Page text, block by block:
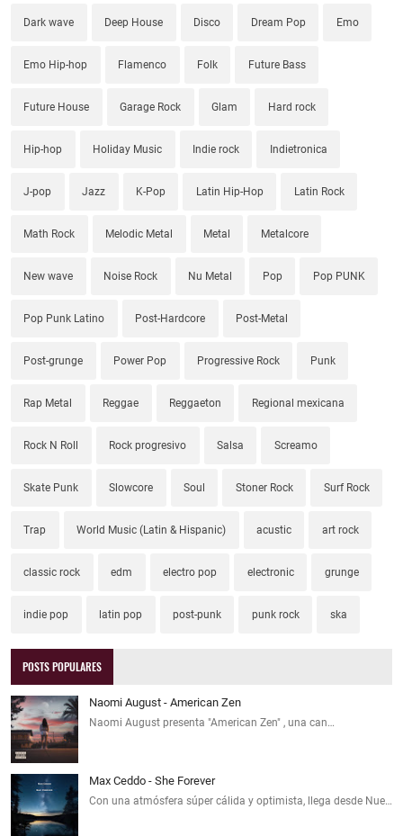
Dark wave Deep House Disco Dream Pop Emo
Emo Hip-hop Flamenco Folk Future Bass
Future House Garage Rock Glam Hard rock
Hip-hop Holiday Music Indie rock Indietronica
J-pop Jazz K-Pop Latin Hip-Hop Latin Rock
Math Rock Melodic Metal Metal Metalcore
New wave Noise Rock Nu Metal Pop Pop PUNK
Pop Punk Latino Post-Hardcore Post-Metal
Post-grunge Power Pop Progressive Rock Punk
Rap Metal Reggae Reggaeton Regional mexicana
Rock N Roll Rock progresivo Salsa Screamo
Skate Punk Slowcore Soul Stoner Rock Surf Rock
Trap World Music (Latin & Hispanic) acustic art rock
classic rock edm electro pop electronic grunge
indie pop latin pop post-punk punk rock ska
POSTS POPULARES
Naomi August - American Zen
Naomi August presenta "American Zen" , una can…
Max Ceddo - She Forever
Con una atmósfera súper cálida y optimista, llega desde Nue…